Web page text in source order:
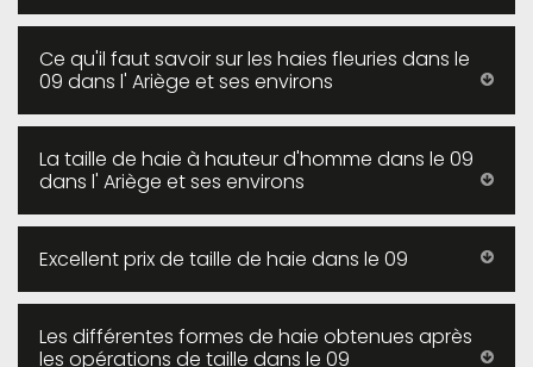
Ce qu'il faut savoir sur les haies fleuries dans le
09 dans l' Ariège et ses environs
La taille de haie à hauteur d'homme dans le 09
dans l' Ariège et ses environs
Excellent prix de taille de haie dans le 09
Les différentes formes de haie obtenues après
les opérations de taille dans le 09